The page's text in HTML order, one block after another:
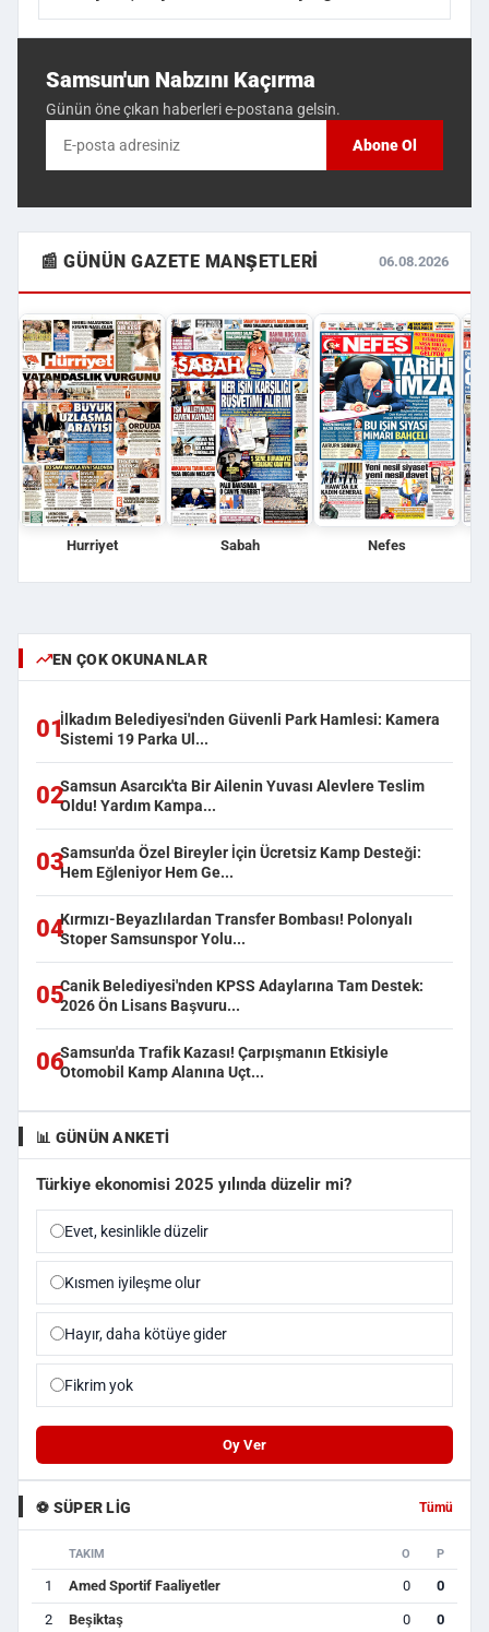
Samsun'un Nabzını Kaçırma
Günün öne çıkan haberleri e-postana gelsin.
Abone Ol
📰 GÜNÜN GAZETE MANŞETLERI 06.08.2026
Hurriyet Sabah Nefes
EN ÇOK OKUNANLAR
01İlkadım Belediyesi'nden Güvenli Park Hamlesi: Kamera
Sistemi 19 Parka Ul...
02Samsun Asarcık'ta Bir Ailenin Yuvası Alevlere Teslim
Oldu! Yardım Kampa...
03Samsun'da Özel Bireyler İçin Ücretsiz Kamp Desteği:
Hem Eğleniyor Hem Ge...
04Kırmızı-Beyazlılardan Transfer Bombası! Polonyalı
Stoper Samsunspor Yolu...
05Canik Belediyesi'nden KPSS Adaylarına Tam Destek:
2026 Ön Lisans Başvuru...
06Samsun'da Trafik Kazası! Çarpışmanın Etkisiyle
Otomobil Kamp Alanına Uçt...
📊 GÜNÜN ANKETI
Türkiye ekonomisi 2025 yılında düzelir mi?
Evet, kesinlikle düzelir
Kısmen iyileşme olur
Hayır, daha kötüye gider
Fikrim yok
Oy Ver
⚽ SÜPER LIG Tümü
TAKIM O P
1 Amed Sportif Faaliyetler 0 0
2 Beşiktaş 0 0